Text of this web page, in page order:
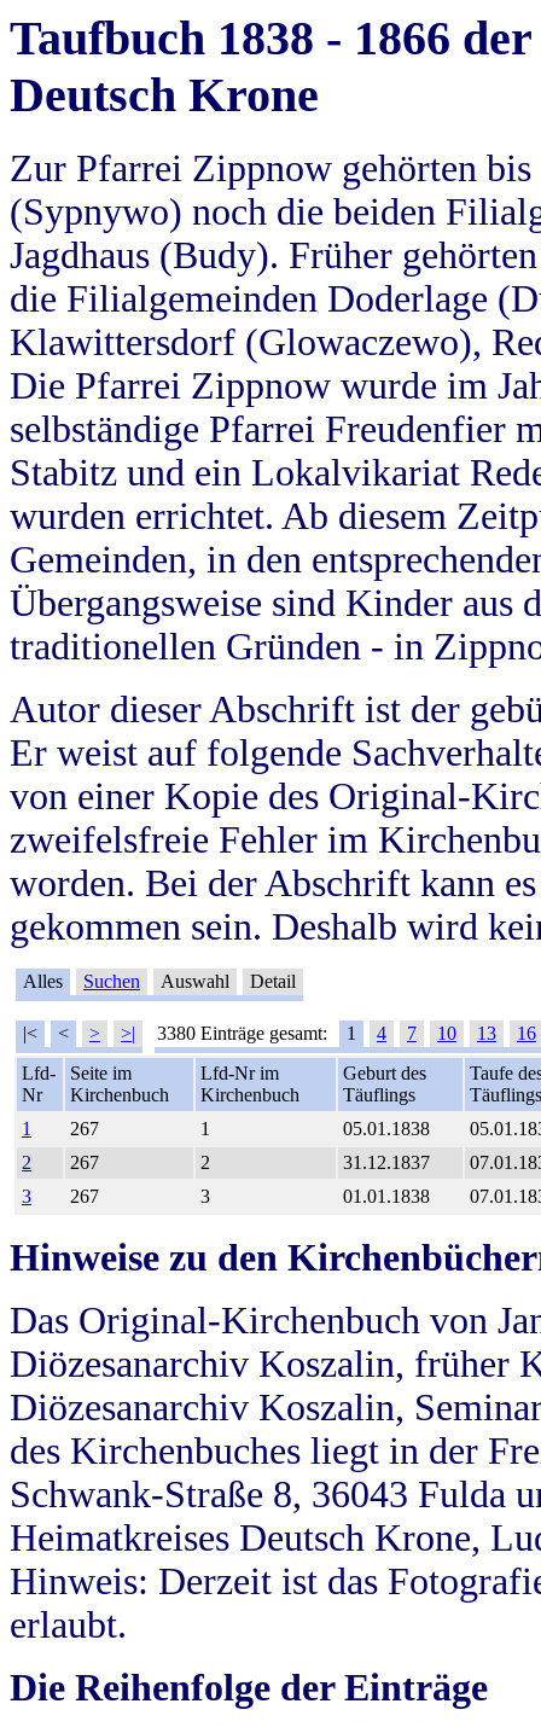
Taufbuch 1838 - 1866
Deutsch Krone
Zur Pfarrei Zippnow gehörten
(Sypnywo) noch die beiden
Jagdhaus (Budy). Früher
die Filialgemeinden Doderlage
Klawittersdorf (Glowaczewo),
Die Pfarrei Zippnow wurde im
selbständige Pfarrei Freudenfier
Stabitz und ein Lokalvikariat
wurden errichtet. Ab diesem
Gemeinden, in den
Übergangsweise sind Kinder aus
traditionellen Gründen - in
Autor dieser Abschrift ist der
Er weist auf folgende
von einer Kopie des Original-
zweifelsfreie Fehler im
worden. Bei der Abschrift kann
gekommen sein. Deshalb wird
Alles Suchen Auswahl Detail
|< < > >| 3380 Einträge gesamt: 1 4 7 10 13
16
Lfd-
Nr
Seite im
Kirchenbuch
Lfd-Nr im
Kirchenbuch
Geburt des
Täuflings
Taufe
Täuflings
1
267 1 05.01.1838
2
267 2 31.12.1837
3
267 3 01.01.1838
Hinweise zu den
Das Original-Kirchenbuch von
Diözesanarchiv Koszalin, früher
Diözesanarchiv Koszalin,
des Kirchenbuches liegt in der
Schwank-Straße 8, 36043 Fulda
Heimatkreises Deutsch Krone,
Hinweis: Derzeit ist das
erlaubt.
Die Reihenfolge der Einträge